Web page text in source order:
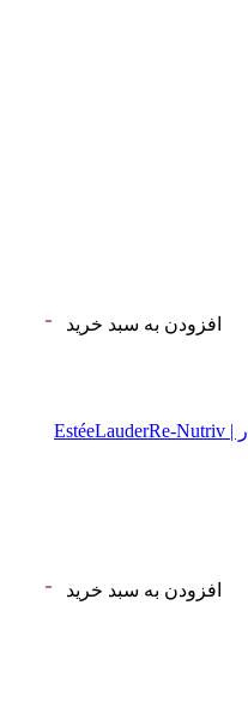
افزودن به سبد خرید
فوم شوینده آبرسان ری‌نوتریواستیلادر | EstéeLauderRe-Nutriv
افزودن به سبد خرید